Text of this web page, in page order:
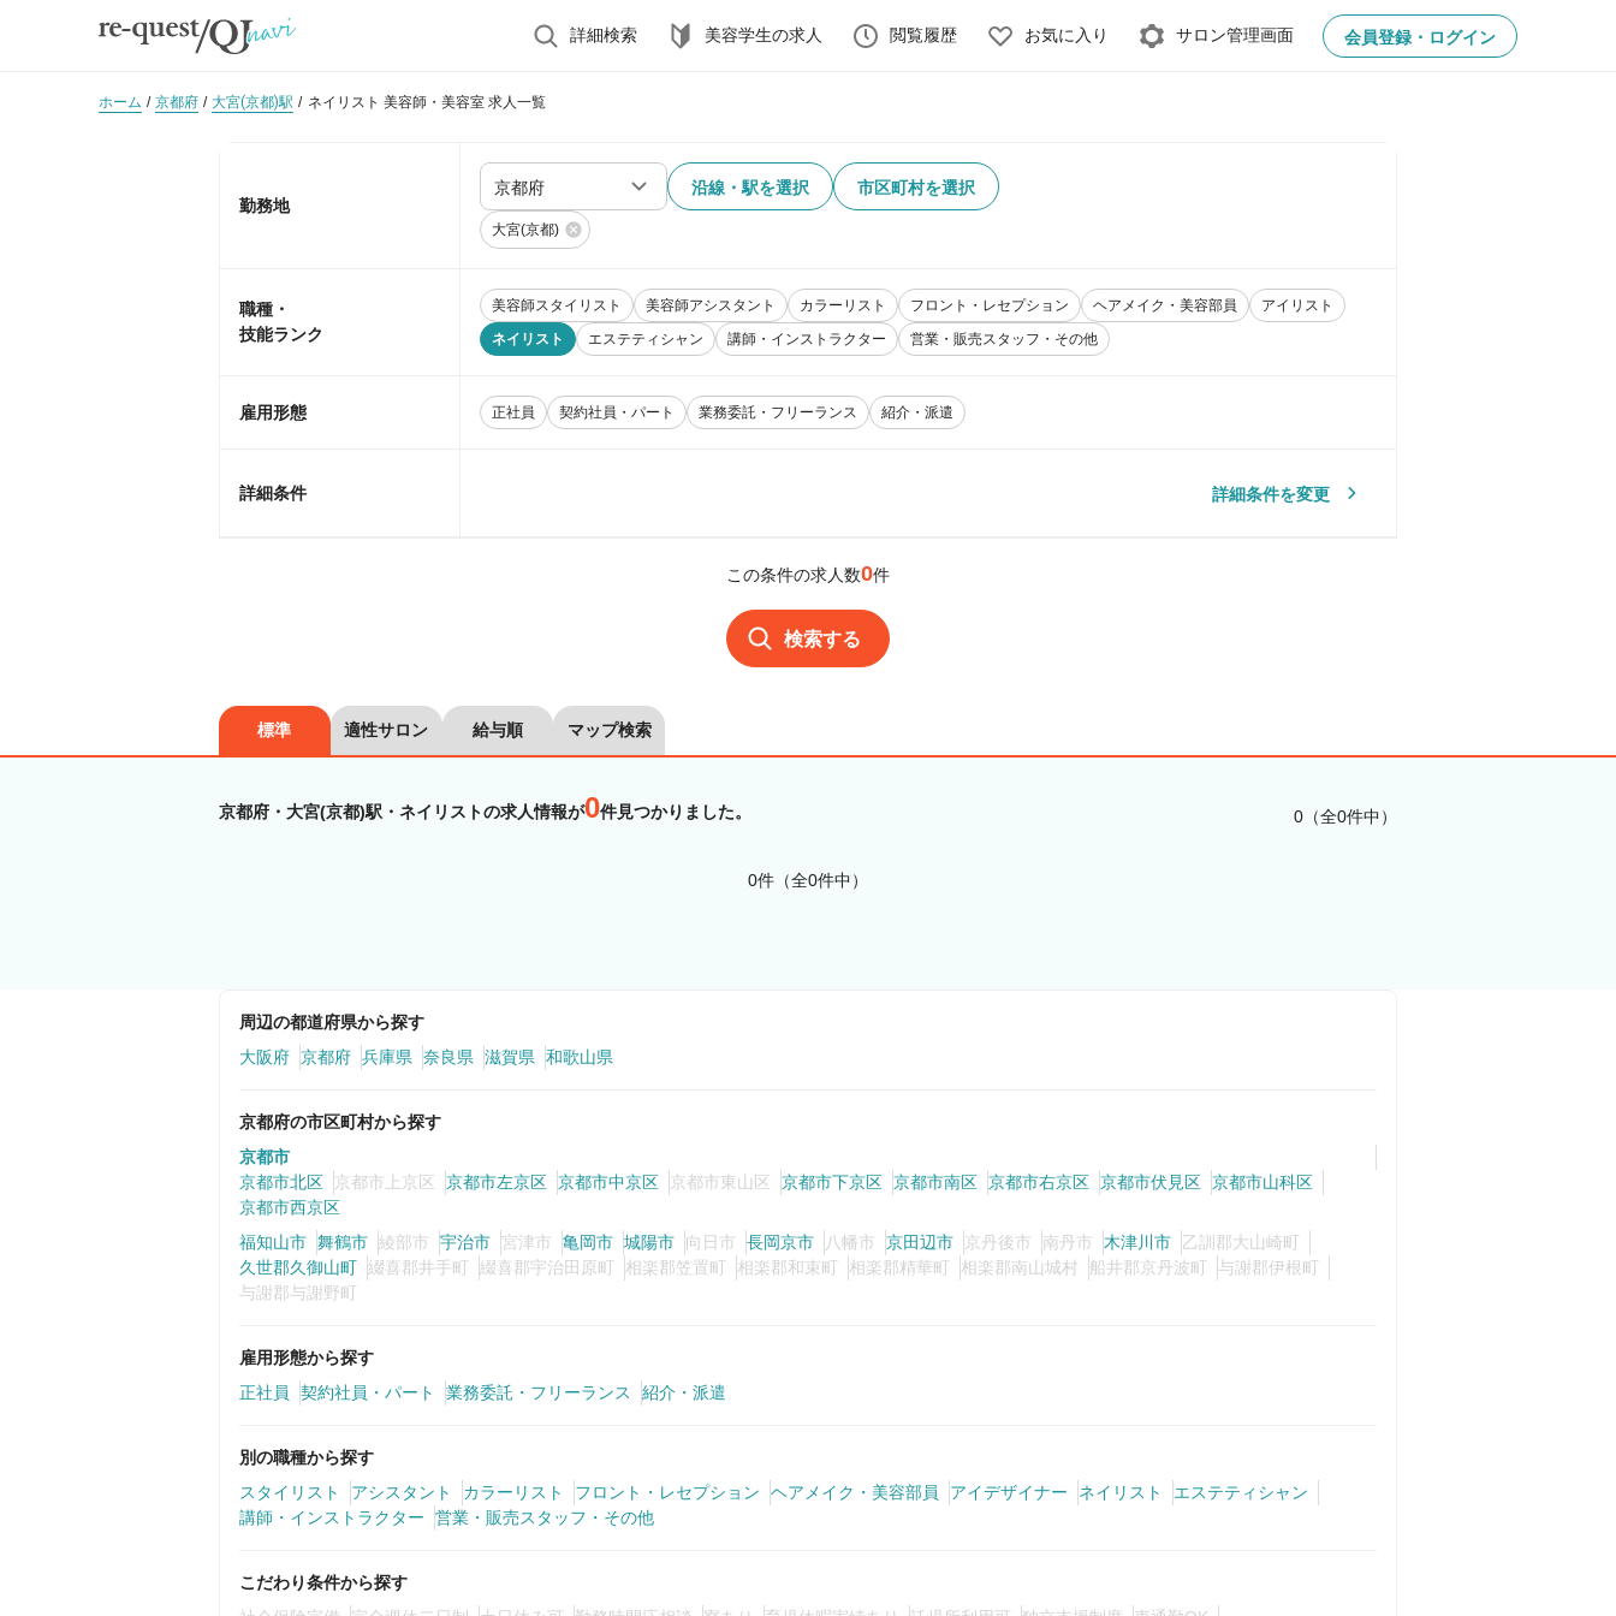
詳細検索 美容学生の求人 閲覧履歴 お気に入り サロン管理画面 会員登録・ログイン
ホーム 京都府 大宮(京都)駅 ネイリスト 美容師・美容室 求人一覧
勤務地
沿線・駅を選択 市区町村を選択
大宮(京都)
職種・
技能ランク
美容師スタイリスト 美容師アシスタント カラーリスト フロント・レセプション ヘアメイク・美容部員
アイリスト
ネイリスト
エステティシャン 講師・インストラクター 営業・販売スタッフ・その他
雇用形態 正社員 契約社員・パート 業務委託・フリーランス 紹介・派遣
詳細条件 詳細条件を変更
この条件の求人数0件
検索する
標準 適性サロン 給与順 マップ検索
京都府・大宮(京都)駅・ネイリストの求人情報が0件見つかりました。 0（全0件中）
0件（全0件中）
周辺の都道府県から探す
大阪府 京都府 兵庫県 奈良県 滋賀県 和歌山県
京都府の市区町村から探す
京都市
京都市北区
京都市上京区 京都市左京区 京都市中京区 京都市東山区 京都市下京区 京都市南区 京都市右京区 京都市伏見区 京都市山科区
京都市西京区
福知山市 舞鶴市 綾部市 宇治市 宮津市 亀岡市 城陽市 向日市 長岡京市 八幡市 京田辺市 京丹後市 南丹市 木津川市
乙訓郡大山崎町
久世郡久御山町 綴喜郡井手町 綴喜郡宇治田原町 相楽郡笠置町 相楽郡和束町 相楽郡精華町 相楽郡南山城村 船井郡京丹波町
与謝郡伊根町
与謝郡与謝野町
雇用形態から探す
正社員
契約社員・パート 業務委託・フリーランス 紹介・派遣
別の職種から探す
スタイリスト
アシスタント カラーリスト フロント・レセプション ヘアメイク・美容部員 アイデザイナー ネイリスト
エステティシャン
講師・インストラクター
営業・販売スタッフ・その他
こだわり条件から探す